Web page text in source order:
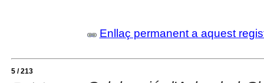
Enllaç permanent a aquest
5 / 213